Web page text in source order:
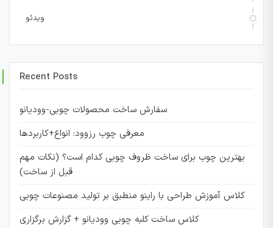
ویدئو
Recent Posts
سفارش ساخت محصولات چوبی-وودیانو
معرفی چوب رزوود: انواع+کاربردها
بهترین چوب برای ساخت ظروف چوبی کدام است؟ (نکات مهم
قبل از ساخت)
کلاس آموزش طراحی با راینو منطبق بر تولید مصنوعات چوبی
کلاس ساخت کلبه چوبی وودیانو + گزارش برگزاری